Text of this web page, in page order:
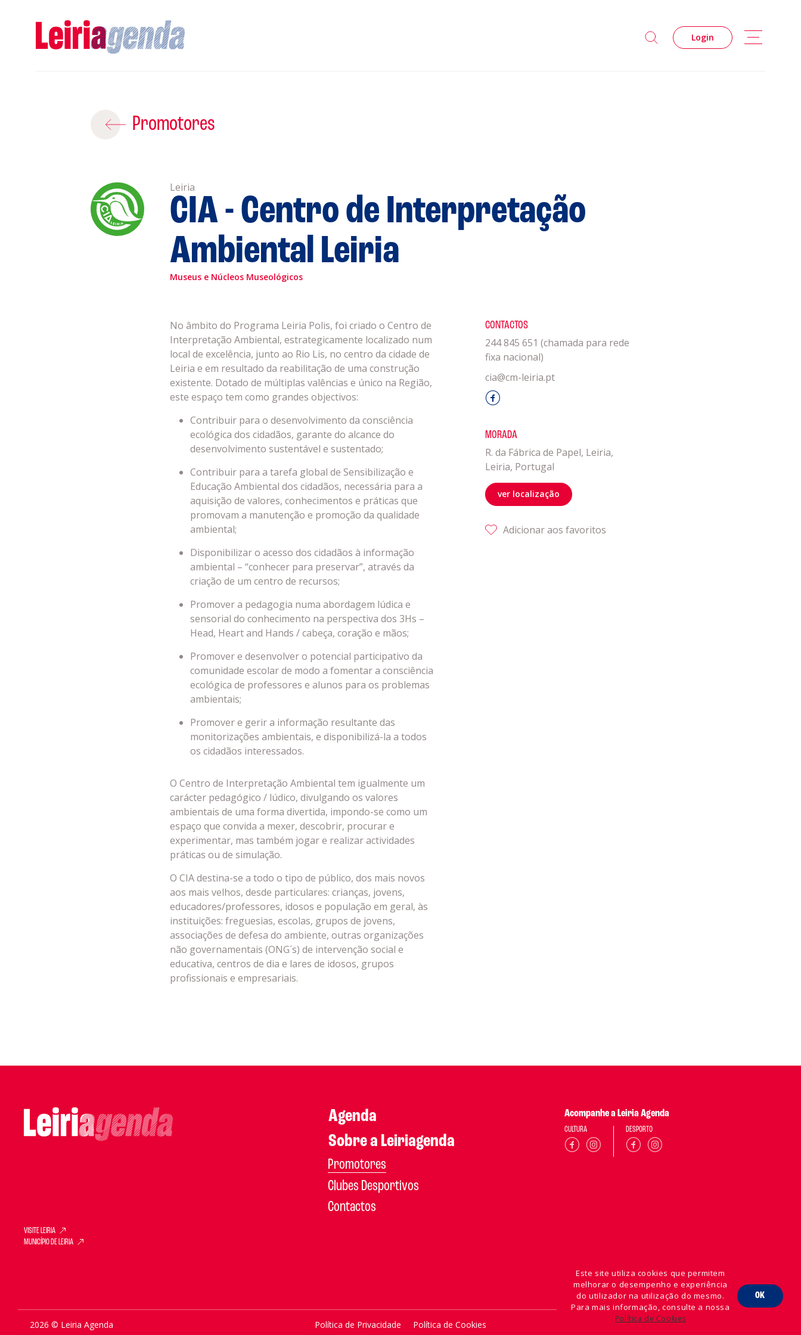
Login
Agenda
Sobre a
Promotores
Clubes Desportivos
Contactos
Informações
Política de Privacidade
Promotores
Leiria
CIA - Centro de Interpretação
Ambiental Leiria
Museus e Núcleos Museológicos
No âmbito do Programa Leiria Polis, foi criado o Centro de
Interpretação Ambiental, estrategicamente localizado num
local de excelência, junto ao Rio Lis, no centro da cidade de
Leiria e em resultado da reabilitação de uma construção
existente. Dotado de múltiplas valências e único na Região,
este espaço tem como grandes objectivos:
Contribuir para o desenvolvimento da consciência
ecológica dos cidadãos, garante do alcance do
desenvolvimento sustentável e sustentado;
Contribuir para a tarefa global de Sensibilização e
Educação Ambiental dos cidadãos, necessária para a
aquisição de valores, conhecimentos e práticas que
promovam a manutenção e promoção da qualidade
ambiental;
Disponibilizar o acesso dos cidadãos à informação
ambiental – “conhecer para preservar”, através da
criação de um centro de recursos;
Promover a pedagogia numa abordagem lúdica e
sensorial do conhecimento na perspectiva dos 3Hs –
Head, Heart and Hands / cabeça, coração e mãos;
Promover e desenvolver o potencial participativo da
comunidade escolar de modo a fomentar a consciência
ecológica de professores e alunos para os problemas
ambientais;
Promover e gerir a informação resultante das
monitorizações ambientais, e disponibilizá-la a todos
os cidadãos interessados.
O Centro de Interpretação Ambiental tem igualmente um
carácter pedagógico / lúdico, divulgando os valores
ambientais de uma forma divertida, impondo-se como um
espaço que convida a mexer, descobrir, procurar e
experimentar, mas também jogar e realizar actividades
práticas ou de simulação.
O CIA destina-se a todo o tipo de público, dos mais novos
aos mais velhos, desde particulares: crianças, jovens,
educadores/professores, idosos e população em geral, às
instituições: freguesias, escolas, grupos de jovens,
associações de defesa do ambiente, outras organizações
não governamentais (ONG´s) de intervenção social e
educativa, centros de dia e lares de idosos, grupos
profissionais e empresariais.
CONTACTOS
244 845 651 (chamada para rede
fixa nacional)
cia@cm-leiria.pt
MORADA
R. da Fábrica de Papel, Leiria,
Leiria, Portugal
ver localização
Adicionar aos favoritos
VISITE LEIRIA
MUNICÍPIO DE LEIRIA
Agenda
Sobre a Leiriagenda
Promotores
Clubes Desportivos
Contactos
Acompanhe a Leiria Agenda
CULTURA DESPORTO
Política de Privacidade Política de Cookies
2026 © Leiria Agenda
Este site utiliza cookies que permitem
melhorar o desempenho e experiência
do utilizador na utilização do mesmo.
Para mais informação, consulte a nossa
Política de Cookies
OK